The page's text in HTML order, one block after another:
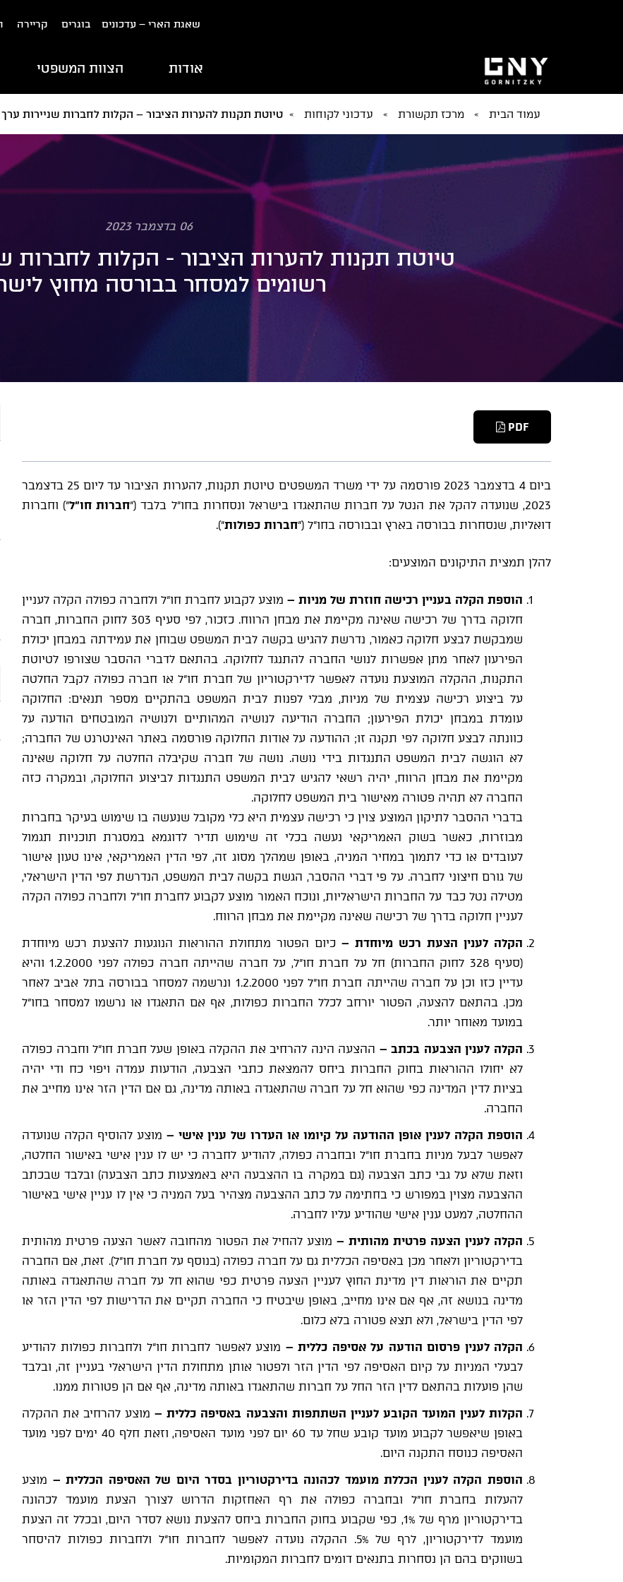
שאגת הארי – עדכונים בוגרים קריירה
אודות הצוות המשפטי
עמוד הבית » מרכז תקשורת » עדכוני לקוחות » טיוטת תקנות להערות הציבור – הקלות לחברות שניירות
06 בדצמבר 2023
טיוטת תקנות להערות הציבור - הקלות לחברות
רשומים למסחר בבורסה מחוץ
PDF
ביום 4 בדצמבר 2023 פורסמה על ידי משרד המשפטים טיוטת תקנות, להערות הציבור עד ליום 25 בדצמבר
2023, שנועדה להקל את הנטל על חברות שהתאגדו בישראל ונסחרות בחו"ל בלבד ("
חברות חו"ל") וחברות
דואליות, שנסחרות בבורסה בארץ ובבורסה בחו"ל ("חברות כפולות").
להלן תמצית התיקונים המוצעים:
הוספת הקלה בעניין רכישה חוזרת של מניות – מוצע לקבוע לחברת חו"ל ולחברה כפולה הקלה לעניין
חלוקה בדרך של רכישה שאינה מקיימת את מבחן הרווח. כזכור, לפי סעיף 303 לחוק החברות, חברה
שמבקשת לבצע חלוקה כאמור, נדרשת להגיש בקשה לבית המשפט שבוחן את עמידתה במבחן יכולת
הפירעון לאחר מתן אפשרות לנושי החברה להתנגד לחלוקה. בהתאם לדברי ההסבר שצורפו לטיוטת
התקנות, ההקלה המוצעת נועדה לאפשר לדירקטוריון של חברת חו"ל או חברה כפולה לקבל החלטה
על ביצוע רכישה עצמית של מניות, מבלי לפנות לבית המשפט בהתקיים מספר תנאים: החלוקה
עומדת במבחן יכולת הפירעון; החברה הודיעה לנושיה המהותיים ולנושיה המובטחים הודעה על
כוונתה לבצע חלוקה לפי תקנה זו; ההודעה על אודות החלוקה פורסמה באתר האינטרנט של החברה;
לא הוגשה לבית המשפט התנגדות בידי נושה. נושה של חברה שקיבלה החלטה על חלוקה שאינה
מקיימת את מבחן הרווח, יהיה רשאי להגיש לבית המשפט התנגדות לביצוע החלוקה, ובמקרה כזה
החברה לא תהיה פטורה מאישור בית המשפט לחלוקה.
בדברי ההסבר לתיקון המוצע צוין כי רכישה עצמית היא כלי מקובל שנעשה בו שימוש בעיקר בחברות
מבוזרות, כאשר בשוק האמריקאי נעשה בכלי זה שימוש תדיר לדוגמא במסגרת תוכניות תגמול
לעובדים או כדי לתמוך במחיר המניה, באופן שמהלך מסוג זה, לפי הדין האמריקאי, אינו טעון אישור
של גורם חיצוני לחברה. על פי דברי ההסבר, הגשת בקשה לבית המשפט, הנדרשת לפי הדין הישראלי,
מטילה נטל כבד על החברות הישראליות, ונוכח האמור מוצע לקבוע לחברת חו"ל ולחברה כפולה הקלה
לעניין חלוקה בדרך של רכישה שאינה מקיימת את מבחן הרווח.
הקלה לענין הצעת רכש מיוחדת – כיום הפטור מתחולת ההוראות הנוגעות להצעת רכש מיוחדת
(סעיף 328 לחוק החברות) חל על חברת חו"ל, על חברה שהייתה חברה כפולה לפני 1.2.2000 והיא
עדיין כזו וכן על חברה שהייתה חברת חו"ל לפני 1.2.2000 ונרשמה למסחר בבורסה בתל אביב לאחר
מכן. בהתאם להצעה, הפטור יורחב לכלל החברות כפולות, אף אם התאגדו או נרשמו למסחר בחו"ל
במועד מאוחר יותר.
הקלה לעניןהצבעה בכתב – ההצעה הינה להרחיב את ההקלה באופן שעל חברת חו"ל וחברה כפולה
לא יחולו ההוראות בחוק החברות ביחס להמצאת כתבי הצבעה, הודעות עמדה ויפוי כח ודי יהיה
בציות לדין המדינה כפי שהוא חל על חברה שהתאגדה באותה מדינה, גם אם הדין הזר אינו מחייב את
החברה.
הוספת הקלה לענין אופן ההודעה על קיומו או העדרו של ענין אישי – מוצע להוסיף הקלה שנועדה
לאפשר לבעל מניות בחברת חו"ל ובחברה כפולה, להודיע לחברה כי יש לו ענין אישי באישור החלטה,
וזאת שלא על גבי כתב הצבעה (גם במקרה בו ההצבעה היא באמצעות כתב הצבעה) ובלבד שבכתב
ההצבעה מצוין במפורש כי בחתימה על כתב ההצבעה מצהיר בעל המניה כי אין לו עניין אישי באישור
ההחלטה, למעט ענין אישי שהודיע עליו לחברה.
הקלה לעניןהצעה פרטית מהותית– מוצע להחיל את הפטור מהחובה לאשר הצעה פרטית מהותית
בדירקטוריון ולאחר מכן באסיפה הכללית גם על חברה כפולה (בנוסף על חברת חו"ל). זאת, אם החברה
תקיים את הוראות דין מדינת החוץ לעניין הצעה פרטית כפי שהוא חל על חברה שהתאגדה באותה
מדינה בנושא זה, אף אם אינו מחייב, באופן שיבטיח כי החברה תקיים את הדרישות לפי הדין הזר או
לפי הדין בישראל, ולא תצא פטורה בלא כלום.
הקלהלענין פרסום הודעה על אסיפה כללית – מוצע לאפשר לחברות חו"ל ולחברות כפולות להודיע
לבעלי המניות על קיום האסיפה לפי הדין הזר ולפטור אותן מתחולת הדין הישראלי בעניין זה, ובלבד
שהן פועלות בהתאם לדין הזר החל על חברות שהתאגדו באותה מדינה, אף אם הן פטורות ממנו.
הקלותלענין המועד הקובע לעניין השתתפות והצבעה באסיפה כללית –מוצע להרחיב את ההקלה
באופן שיאפשר לקבוע מועד קובע שחל עד 60 יום לפני מועד האסיפה, וזאת חלף 40 ימים לפני מועד
האסיפה כנוסח התקנה היום.
הוספת הקלהלענין הכללת מועמד לכהונה בדירקטוריון בסדר היום של האסיפה הכללית – מוצע
להעלות בחברת חו"ל ובחברה כפולה את רף האחזקות הדרוש לצורך הצעת מועמד לכהונה
בדירקטוריון מרף של 1%, כפי שקבוע בחוק החברות ביחס להצעת נושא לסדר היום, ובכלל זה הצעת
מועמד לדירקטוריון, לרף של 5%. ההקלה נועדה לאפשר לחברות חו"ל ולחברות כפולות להיסחר
בשווקים בהם הן נסחרות בתנאים דומים לחברות המקומיות.